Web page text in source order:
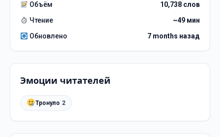
Объём
10,738 слов
Чтение
~49 мин
Обновлено
7 months назад
Эмоции читателей
Тронуло 2